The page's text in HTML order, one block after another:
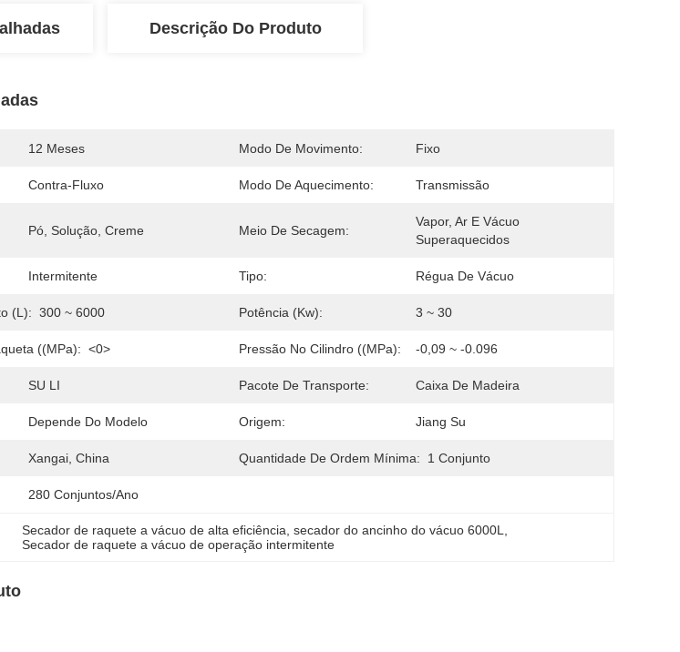
Descrição Do Produto
12 Meses Modo De Movimento: Fixo
Contra-Fluxo Modo De Aquecimento: Transmissão
Pó, Solução, Creme Meio De Secagem:
Vapor, Ar E Vácuo
Superaquecidos
Intermitente Tipo: Régua De Vácuo
(L): 300 ~ 6000 Potência (kw): 3 ~ 30
((MPa): <0> Pressão No Cilindro ((MPa): -0,09 ~ -0.096
SU LI Pacote De Transporte: Caixa De Madeira
Depende Do Modelo Origem: Jiang Su
Xangai, China Quantidade De Ordem Mínima: 1 Conjunto
280 Conjuntos/ano
Secador de raquete a vácuo de alta eficiência , secador do ancinho do vácuo 6000L
Secador de raquete a vácuo de operação intermitente